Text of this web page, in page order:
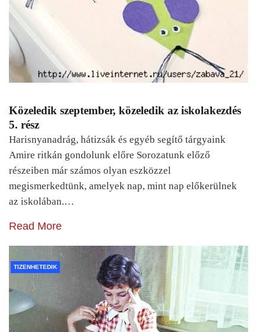
Közeledik szeptember, közeledik az iskolakezdés
5. rész
Harisnyanadrág, hátizsák és egyéb segítő tárgyaink
Amire ritkán gondolunk előre Sorozatunk előző
részeiben már számos olyan eszközzel
megismerkedtünk, amelyek nap, mint nap előkerülnek
az iskolában.…
Read More
TIZENHETEDIK